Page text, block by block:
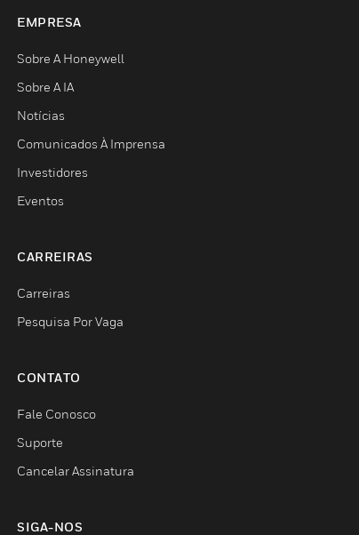
EMPRESA
Sobre A Honeywell
Sobre A IA
Notícias
Comunicados À Imprensa
Investidores
Eventos
CARREIRAS
Carreiras
Pesquisa Por Vaga
CONTATO
Fale Conosco
Suporte
Cancelar Assinatura
SIGA-NOS